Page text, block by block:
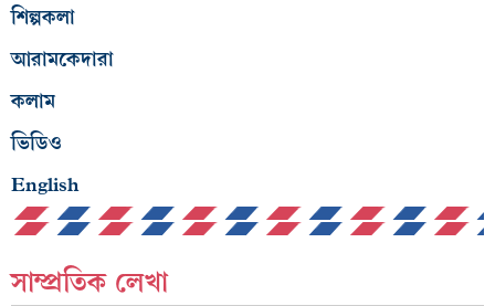
শিল্পকলা
আরামকেদারা
কলাম
ভিডিও
English
সাম্প্রতিক লেখা